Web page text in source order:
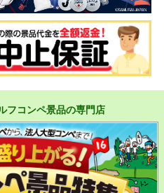
フコンペ景品の専門店